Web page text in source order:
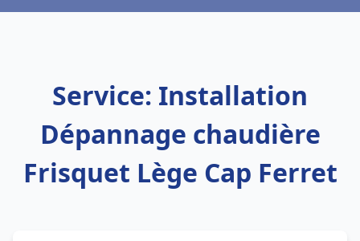
Service: Installation
Dépannage chaudière
Frisquet Lège Cap Ferret